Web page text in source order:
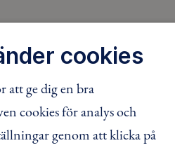
cookies
att ge dig en bra
cookies för analys och
genom att klicka på